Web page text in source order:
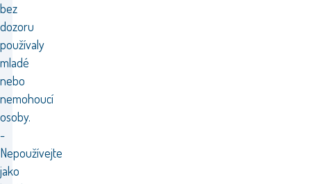
bez
dozoru
používaly
mladé
nebo
nemohoucí
osoby.
-
Nepoužívejte
jako